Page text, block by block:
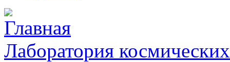
Лаборатория